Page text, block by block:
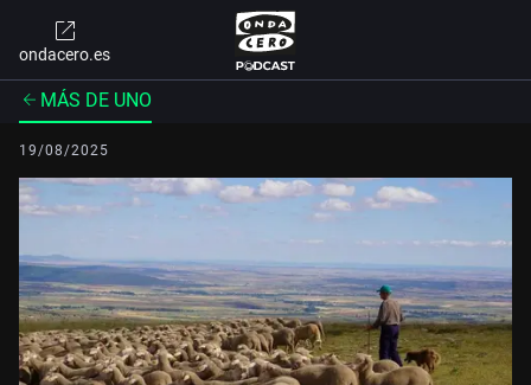
ondacero.es
MÁS DE UNO
19/08/2025